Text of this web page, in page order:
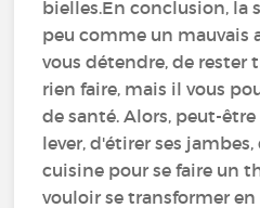
bielles.En conclusion, la
peu comme un mauvais
vous détendre, de rester
rien faire, mais il vous
de santé. Alors, peut-
lever, d'étirer ses
cuisine pour se faire un
vouloir se transformer